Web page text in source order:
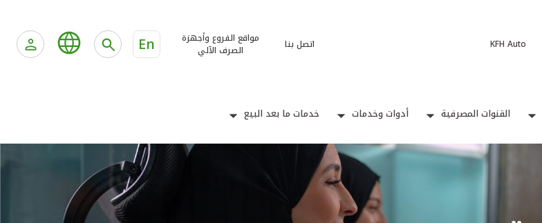
KFH Auto اتصل بنا
مواقع الفروع وأجهزة
الصرف الآلي
En
القنوات المصرفية أدوات وخدمات خدمات ما بعد البيع